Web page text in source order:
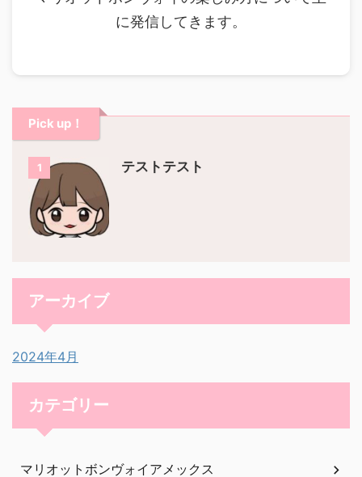
に発信してきます。
Pick up！
1 テストテスト
アーカイブ
2024年4月
カテゴリー
マリオットボンヴォイアメックス